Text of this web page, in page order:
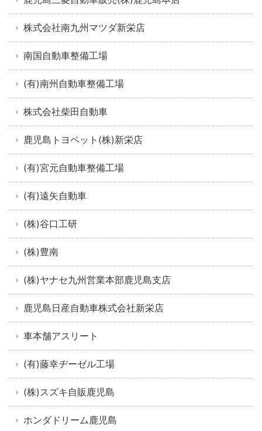
株式会社南九州マツダ新栄店
南国自動車整備工場
(有)南州自動車整備工場
株式会社柴田自動車
鹿児島トヨペット(株)新栄店
(有)宮元自動車整備工場
(有)遠矢自動車
(株)谷口工研
(株)豊南
(株)ヤナセ九州営業本部鹿児島支店
鹿児島日産自動車株式会社新栄店
車本舗アスリート
(有)藤幸ヂーゼル工場
(株)スズキ自販鹿児島
ホンダドリーム鹿児島